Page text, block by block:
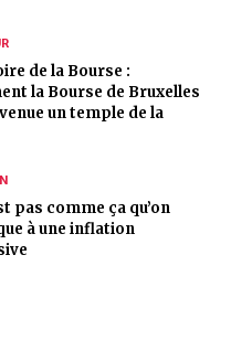
de la Bourse :
la Bourse de Bruxelles
un temple de la
pas comme ça qu’on
à une inflation